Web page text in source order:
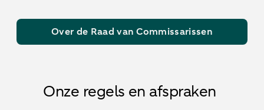
Over de Raad van Commissarissen
Onze regels en afspraken